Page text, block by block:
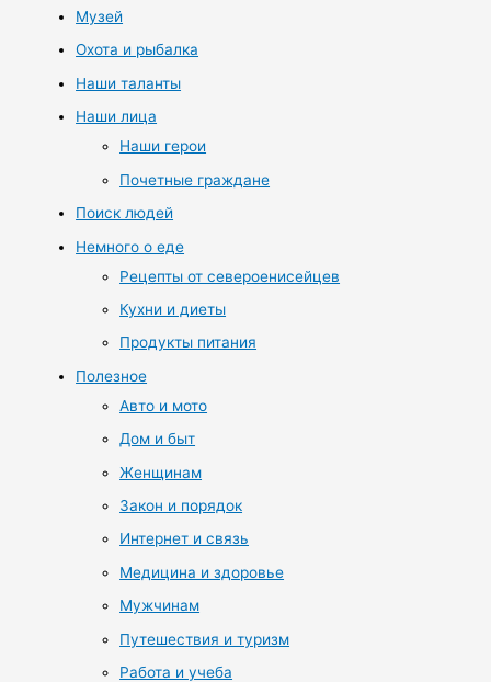
Музей
Охота и рыбалка
Наши таланты
Наши лица
Наши герои
Почетные граждане
Поиск людей
Немного о еде
Рецепты от североенисейцев
Кухни и диеты
Продукты питания
Полезное
Авто и мото
Дом и быт
Женщинам
Закон и порядок
Интернет и связь
Медицина и здоровье
Мужчинам
Путешествия и туризм
Работа и учеба